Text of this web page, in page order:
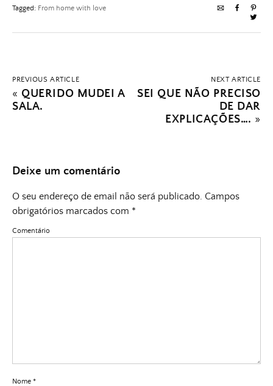
Tagged: From home with love
PREVIOUS ARTICLE
« QUERIDO MUDEI A
SALA.
NEXT ARTICLE
SEI QUE NÃO PRECISO
DE DAR
EXPLICAÇÕES…. »
Deixe um comentário
O seu endereço de email não será publicado. Campos
obrigatórios marcados com *
Comentário
Nome *